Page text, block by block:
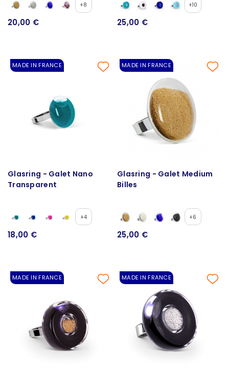
+8
20,00 €
+10
25,00 €
MADE IN FRANCE
Glasring - Galet Nano
Transparent
+4
18,00 €
MADE IN FRANCE
Glasring - Galet Medium
Billes
+6
25,00 €
MADE IN FRANCE MADE IN FRANCE